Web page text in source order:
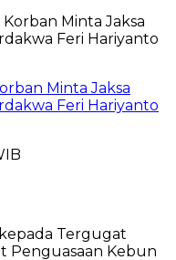
Minta Jaksa
Feri Hariyanto